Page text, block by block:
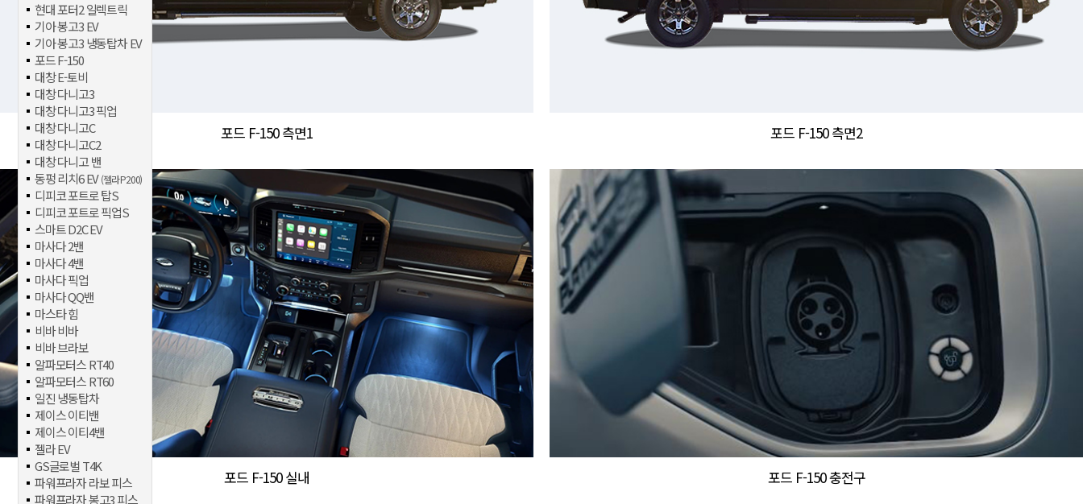
현대 포터2 일렉트릭
기아 봉고3 EV
기아 봉고3 냉동탑차 EV
포드 F-150
대창 E-토비
대창 다니고3
대창 다니고3 픽업
대창 다니고C
대창 다니고C2
대창 다니고 밴
동펑 리치6 EV(젤라 P200)
디피코 포트로 탑S
디피코 포트로 픽업S
스마트 D2C EV
마사다 2밴
마사다 4밴
마사다 픽업
마사다 QQ밴
마스타 힘
비바 비바
비바 브라보
알파모터스 RT40
알파모터스 RT60
일진 냉동탑차
제이스 이티밴
제이스 이티4밴
젤라 EV
GS글로벌 T4K
파워프라자 라보 피스
파워프라자 봉고3 피스
포드 F-150 측면1 포드 F-150 측면2
포드 F-150 실내 포드 F-150 충전구